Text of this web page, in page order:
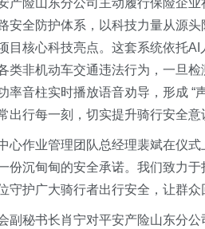
产险山东分公司主动履行保险企
安全防护体系，以科技力量从源头
目核心科技亮点。这套系统依托AI
类非机动车交通违法行为，一旦
率音柱实时播放语音劝导，形成 “
出行每一刻，切实提升骑行安全意
心作业管理团队总经理裴斌在仪式
份沉甸甸的安全承诺。我们致力
守护广大骑行者出行安全，让群众
副秘书长肖宁对平安产险山东分